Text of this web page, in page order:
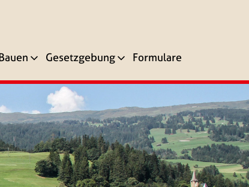
Gesetzgebung Formulare